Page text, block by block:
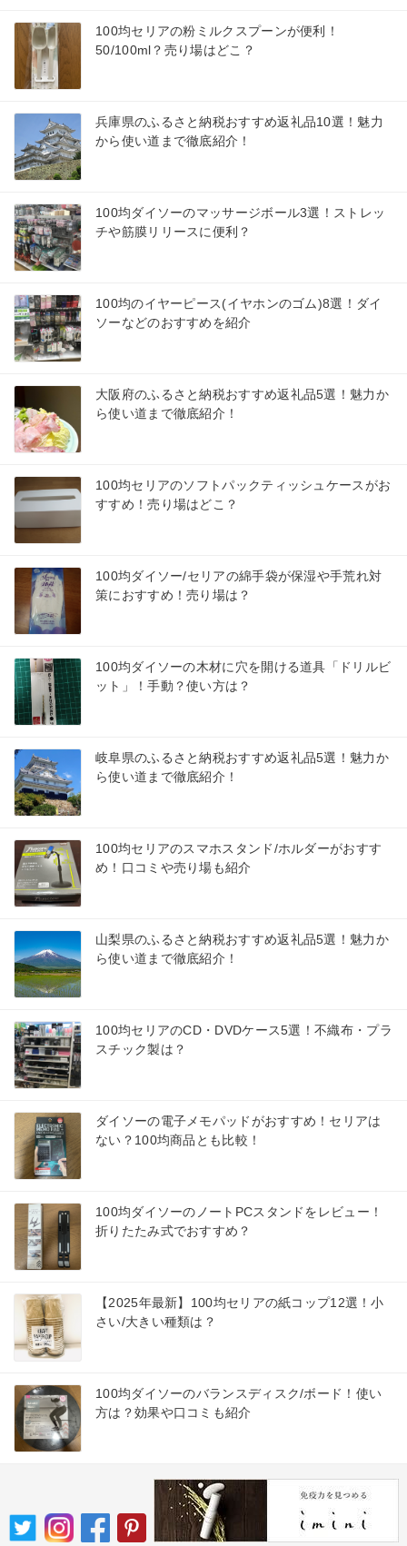
100均セリアの粉ミルクスプーンが便利！
50/100ml？売り場はどこ？
兵庫県のふるさと納税おすすめ返礼品10選！魅力
から使い道まで徹底紹介！
100均ダイソーのマッサージボール3選！ストレッ
チや筋膜リリースに便利？
100均のイヤーピース(イヤホンのゴム)8選！ダイ
ソーなどのおすすめを紹介
大阪府のふるさと納税おすすめ返礼品5選！魅力か
ら使い道まで徹底紹介！
100均セリアのソフトパックティッシュケースがお
すすめ！売り場はどこ？
100均ダイソー/セリアの綿手袋が保湿や手荒れ対
策におすすめ！売り場は？
100均ダイソーの木材に穴を開ける道具「ドリルビ
ット」！手動？使い方は？
岐阜県のふるさと納税おすすめ返礼品5選！魅力か
ら使い道まで徹底紹介！
100均セリアのスマホスタンド/ホルダーがおすす
め！口コミや売り場も紹介
山梨県のふるさと納税おすすめ返礼品5選！魅力か
ら使い道まで徹底紹介！
100均セリアのCD・DVDケース5選！不織布・プラ
スチック製は？
ダイソーの電子メモパッドがおすすめ！セリアは
ない？100均商品とも比較！
100均ダイソーのノートPCスタンドをレビュー！
折りたたみ式でおすすめ？
【2025年最新】100均セリアの紙コップ12選！小
さい/大きい種類は？
100均ダイソーのバランスディスク/ボード！使い
方は？効果や口コミも紹介